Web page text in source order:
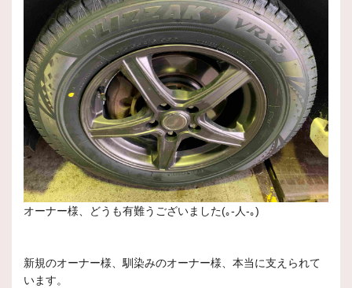
オーナー様、どうも有難うございました(｡-人-｡)
新規のオーナー様、馴染みのオーナー様、本当に支えられて
います。